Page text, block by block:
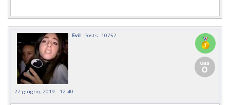
Evil Posts: 10757
27 giugno, 2019 - 12:40